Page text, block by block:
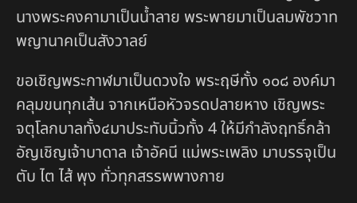
นางพระคงคามาเป็นน้ำลาย พระพายมาเป็นลมพัชวาท
พญานาคเป็นสังวาลย์
ขอเชิญพระกาฬมาเป็นดวงใจ พระฤษีทั้ง ๑๐๘ องค์มา
คลุมขนทุกเส้น จากเหนือหัวจรดปลายหาง เชิญพระ
จตุโลกบาลทั้ง๔มาประทับนิ้วทั้ง 4 ให้มีกำลังฤทธิ์กล้า
อัญเชิญเจ้าบาดาล เจ้าอัคนี แม่พระเพลิง มาบรรจุเป็น
ตับ ไต ไส้ พุง ทั่วทุกสรรพพางกาย